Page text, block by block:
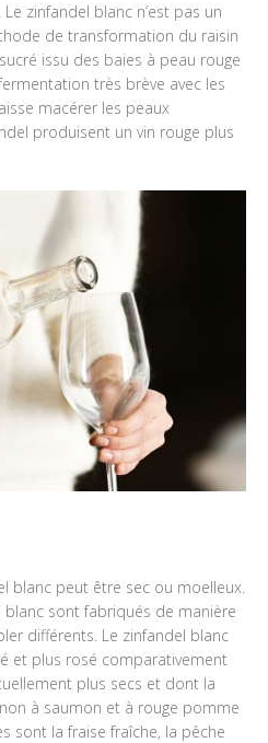
zinfandel blanc n’est pas un
de transformation du raisin
issu des baies à peau rouge
très brève avec les
macérer les peaux
produisent un vin rouge plus
blanc peut être sec ou moelleux.
blanc sont fabriqués de manière
différents. Le zinfandel blanc
et plus rosé comparativement
plus secs et dont la
à saumon et à rouge pomme
sont la fraise fraîche, la pêche